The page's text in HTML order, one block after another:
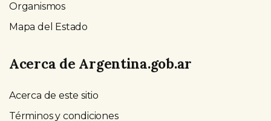
Organismos
Mapa del Estado
Acerca de Argentina.gob.ar
Acerca de este sitio
Términos y condiciones